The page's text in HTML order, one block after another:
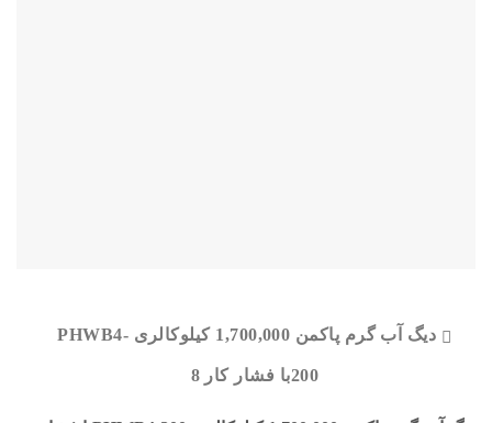
دیگ آب گرم پاکمن 1,700,000 کیلوکالری PHWB4-
200با فشار کار 8